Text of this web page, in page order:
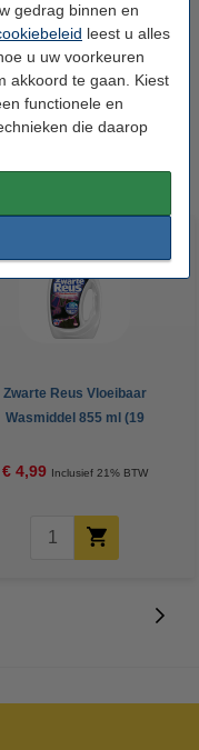
gedrag binnen en
leest u alles
u uw voorkeuren
akkoord te gaan. Kiest
functionele en
die daarop
Zwarte Reus Vloeibaar
Wasmiddel 855 ml (19
€ 4,99 Inclusief 21% BTW